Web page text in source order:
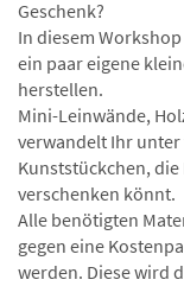
Geschenk?
In diesem
ein paar eigene
herstellen.
Mini-Leinwände,
verwandelt Ihr
Kunststückchen,
verschenken könnt.
Alle benötigten
gegen eine
werden. Diese wird